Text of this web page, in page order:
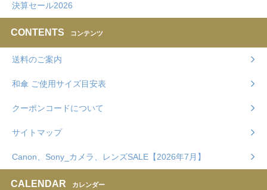
決算セール2026
CONTENTS コンテンツ
送料のご案内
和傘 ご使用サイズ目安表
クーポンコードについて
サイトマップ
Canon、Sony_カメラ、レンズSALE【2026年7月】
CALENDAR カレンダー